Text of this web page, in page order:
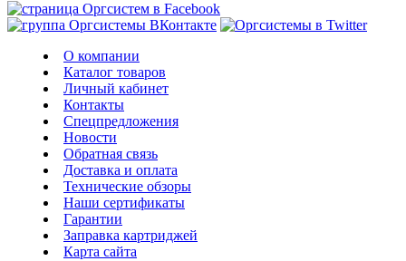
О компании
Каталог товаров
Личный кабинет
Контакты
Спецпредложения
Новости
Обратная связь
Доставка и оплата
Технические обзоры
Наши сертификаты
Гарантии
Заправка картриджей
Карта сайта